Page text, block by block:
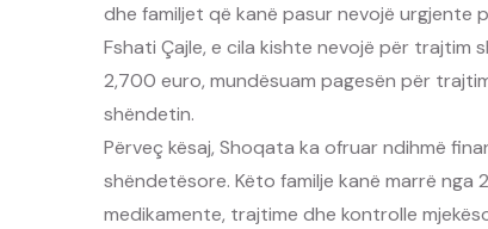
dhe familjet që kanë pasur nevojë urgjente
Fshati Çajle, e cila kishte nevojë për
2,700 euro, mundësuam pagesën për
shëndetin.
Përveç kësaj, Shoqata ka ofruar ndihmë
shëndetësore. Këto familje kanë marrë
medikamente, trajtime dhe kontrolle